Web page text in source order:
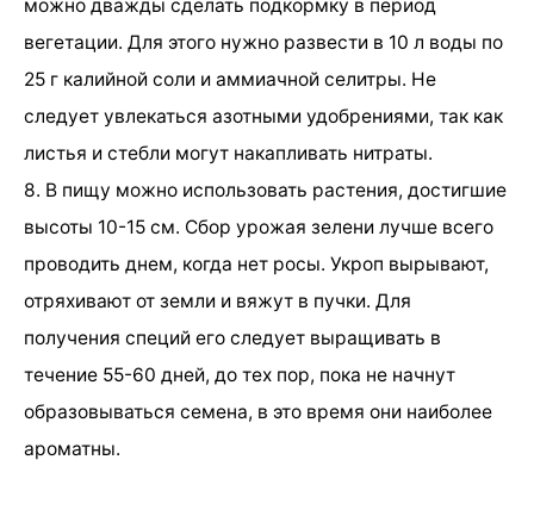
можно дважды сделать подкормку в период
вегетации. Для этого нужно развести в 10 л воды по
25 г калийной соли и аммиачной селитры. Не
следует увлекаться азотными удобрениями, так как
листья и стебли могут накапливать нитраты.
8. В пищу можно использовать растения, достигшие
высоты 10-15 см. Сбор урожая зелени лучше всего
проводить днем, когда нет росы. Укроп вырывают,
отряхивают от земли и вяжут в пучки. Для
получения специй его следует выращивать в
течение 55-60 дней, до тех пор, пока не начнут
образовываться семена, в это время они наиболее
ароматны.